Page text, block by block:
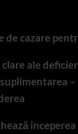
de cazare
ale